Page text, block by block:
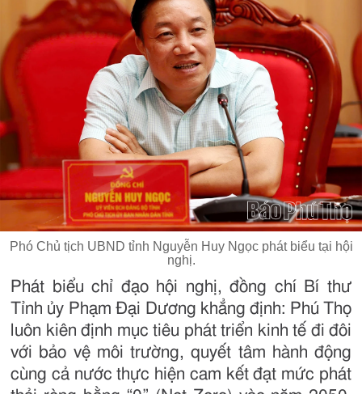
Phó Chủ tịch UBND tỉnh Nguyễn Huy Ngọc phát biểu tại hội
nghị.
Phát biểu chỉ đạo hội nghị, đồng chí Bí thư
Tỉnh ủy Phạm Đại Dương khẳng định: Phú Thọ
luôn kiên định mục tiêu phát triển kinh tế đi đôi
với bảo vệ môi trường, quyết tâm hành động
cùng cả nước thực hiện cam kết đạt mức phát